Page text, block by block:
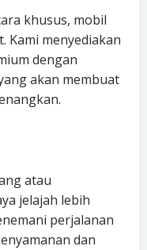
khusus, mobil
Kami menyediakan
dengan
akan membuat
atau
jelajah lebih
perjalanan
dan